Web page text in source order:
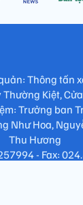
Thông tấn
Kiệt,
Trưởng ban
Như Hoa,
Thu Hương
- Fax: